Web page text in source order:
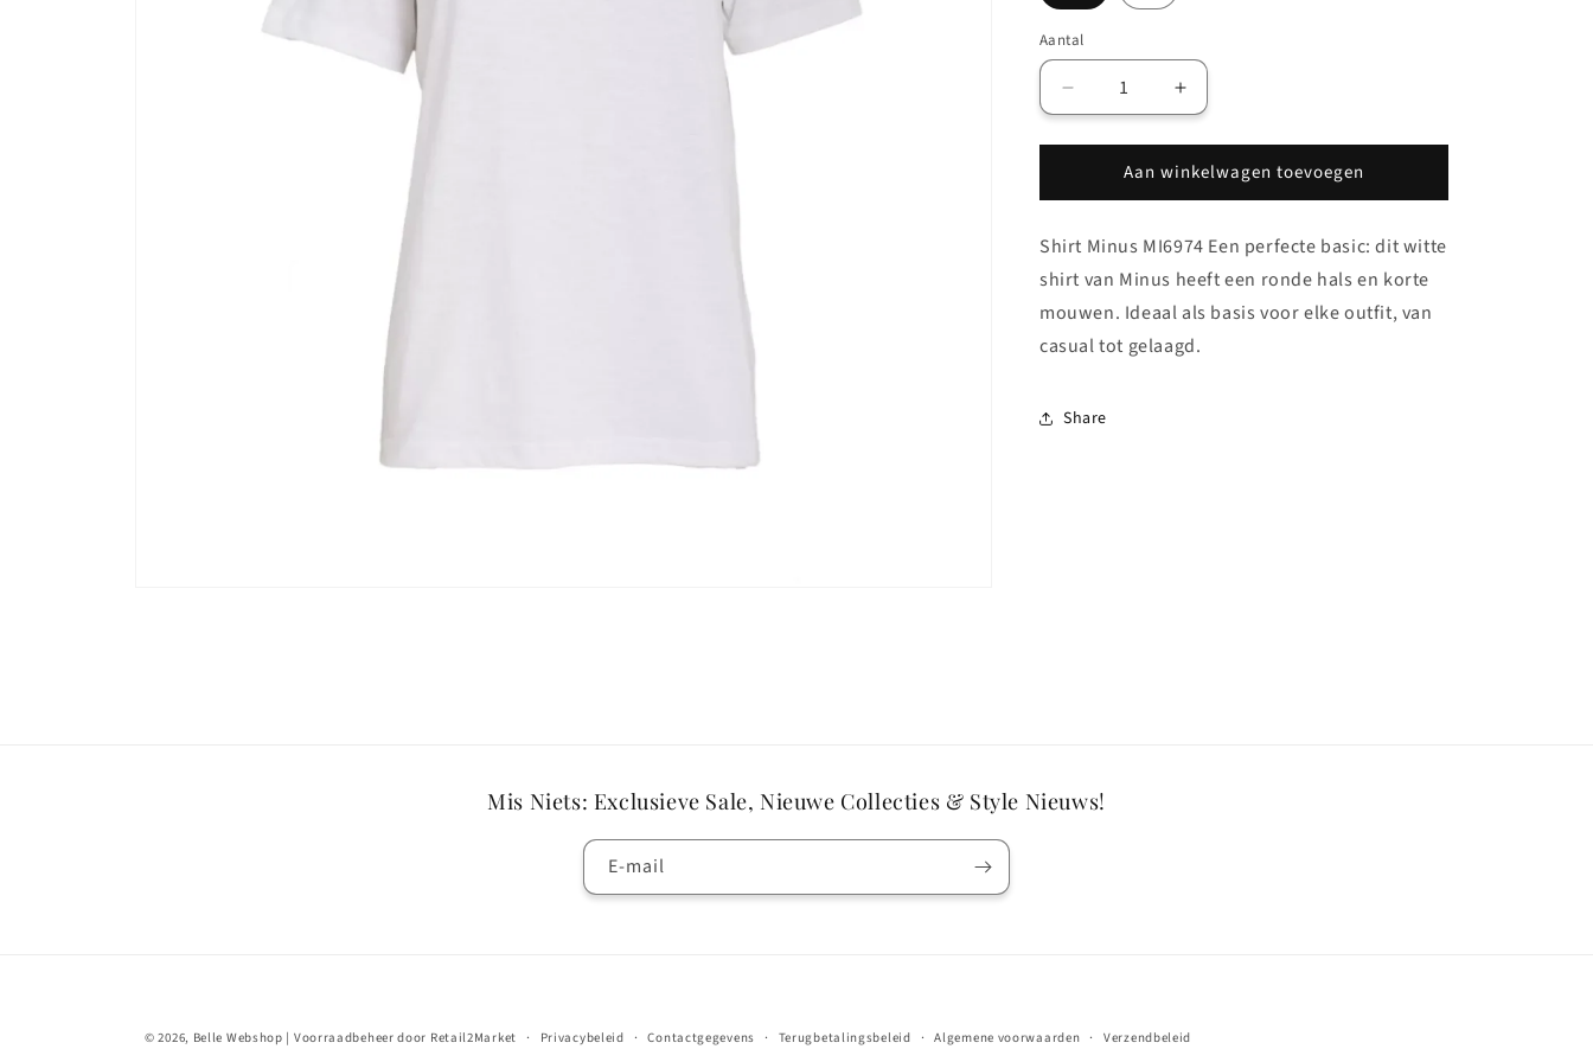
Aantal
Aantal
verlagen
voor
Shirt
Aantal
verhogen
voor
Minus
Shirt
Aan winkelwagen toevoegen
Shirt Minus MI6974 Een perfecte basic: dit witte
shirt van Minus heeft een ronde hals en korte
mouwen. Ideaal als basis voor elke outfit, van
casual tot gelaagd.
Share
Mis Niets: Exclusieve Sale, Nieuwe Collecties & Style Nieuws!
E‑mail
© 2026, Belle Webshop | Voorraadbeheer door Retail2Market Privacybeleid Contactgegevens Terugbetalingsbeleid Algemene voorwaarden Verzendbeleid